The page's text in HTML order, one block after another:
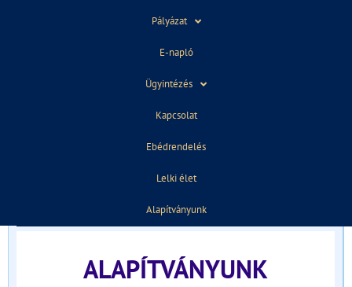
Pályázat
E-napló
Ügyintézés
Kapcsolat
Ebédrendelés
Lelki élet
Alapítványunk
09:56
A Leövey Görögkatolikus valami más
ALAPÍTVÁNYUNK